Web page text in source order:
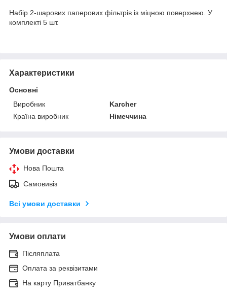
Набір 2-шарових паперових фільтрів із міцною поверхнею. У
комплекті 5 шт.
Характеристики
Основні
Виробник
Karcher
Країна виробник
Німеччина
Умови доставки
Нова Пошта
Самовивіз
Всі умови доставки
Умови оплати
Післяплата
Оплата за реквізитами
На карту Приватбанку